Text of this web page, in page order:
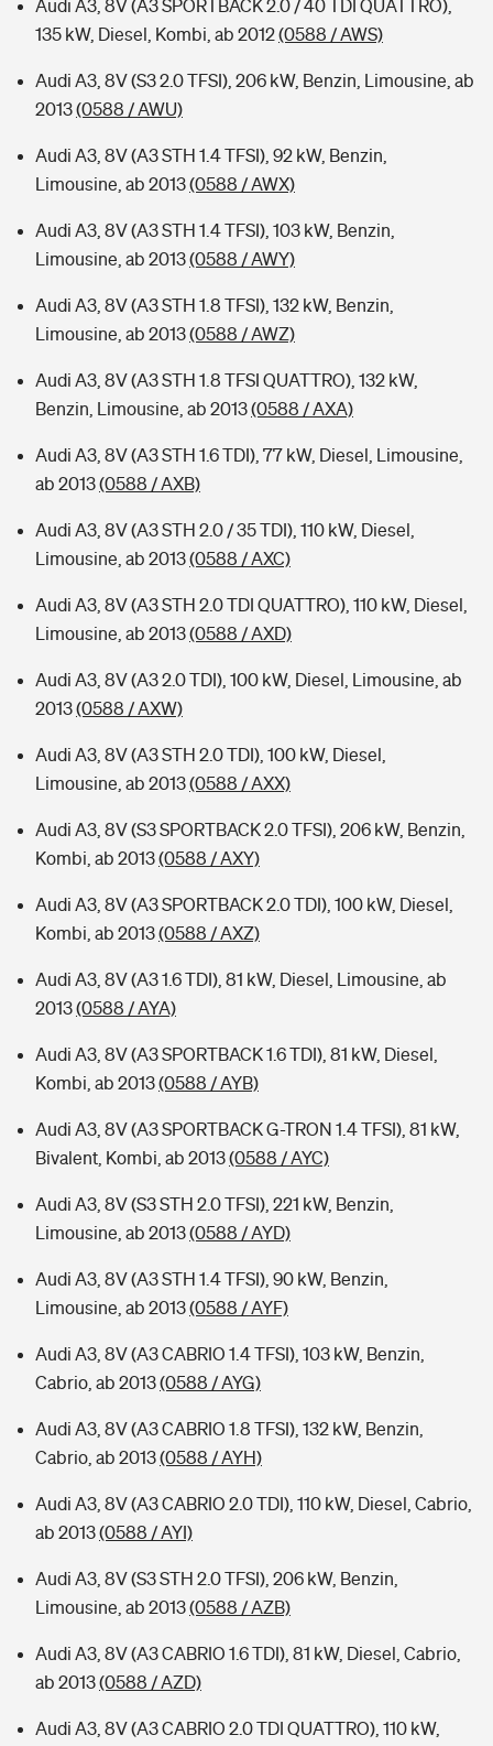
Audi A3, 8V (A3 SPORTBACK 2.0 / 40 TDI QUATTRO),
135 kW, Diesel, Kombi, ab 2012(0588 / AWS)
Audi A3, 8V (S3 2.0 TFSI), 206 kW, Benzin, Limousine, ab
2013(0588 / AWU)
Audi A3, 8V (A3 STH 1.4 TFSI), 92 kW, Benzin,
Limousine, ab 2013(0588 / AWX)
Audi A3, 8V (A3 STH 1.4 TFSI), 103 kW, Benzin,
Limousine, ab 2013(0588 / AWY)
Audi A3, 8V (A3 STH 1.8 TFSI), 132 kW, Benzin,
Limousine, ab 2013(0588 / AWZ)
Audi A3, 8V (A3 STH 1.8 TFSI QUATTRO), 132 kW,
Benzin, Limousine, ab 2013(0588 / AXA)
Audi A3, 8V (A3 STH 1.6 TDI), 77 kW, Diesel, Limousine,
ab 2013(0588 / AXB)
Audi A3, 8V (A3 STH 2.0 / 35 TDI), 110 kW, Diesel,
Limousine, ab 2013(0588 / AXC)
Audi A3, 8V (A3 STH 2.0 TDI QUATTRO), 110 kW, Diesel,
Limousine, ab 2013(0588 / AXD)
Audi A3, 8V (A3 2.0 TDI), 100 kW, Diesel, Limousine, ab
2013(0588 / AXW)
Audi A3, 8V (A3 STH 2.0 TDI), 100 kW, Diesel,
Limousine, ab 2013(0588 / AXX)
Audi A3, 8V (S3 SPORTBACK 2.0 TFSI), 206 kW, Benzin,
Kombi, ab 2013(0588 / AXY)
Audi A3, 8V (A3 SPORTBACK 2.0 TDI), 100 kW, Diesel,
Kombi, ab 2013(0588 / AXZ)
Audi A3, 8V (A3 1.6 TDI), 81 kW, Diesel, Limousine, ab
2013(0588 / AYA)
Audi A3, 8V (A3 SPORTBACK 1.6 TDI), 81 kW, Diesel,
Kombi, ab 2013(0588 / AYB)
Audi A3, 8V (A3 SPORTBACK G-TRON 1.4 TFSI), 81 kW,
Bivalent, Kombi, ab 2013(0588 / AYC)
Audi A3, 8V (S3 STH 2.0 TFSI), 221 kW, Benzin,
Limousine, ab 2013(0588 / AYD)
Audi A3, 8V (A3 STH 1.4 TFSI), 90 kW, Benzin,
Limousine, ab 2013(0588 / AYF)
Audi A3, 8V (A3 CABRIO 1.4 TFSI), 103 kW, Benzin,
Cabrio, ab 2013(0588 / AYG)
Audi A3, 8V (A3 CABRIO 1.8 TFSI), 132 kW, Benzin,
Cabrio, ab 2013(0588 / AYH)
Audi A3, 8V (A3 CABRIO 2.0 TDI), 110 kW, Diesel, Cabrio,
ab 2013(0588 / AYI)
Audi A3, 8V (S3 STH 2.0 TFSI), 206 kW, Benzin,
Limousine, ab 2013(0588 / AZB)
Audi A3, 8V (A3 CABRIO 1.6 TDI), 81 kW, Diesel, Cabrio,
ab 2013(0588 / AZD)
Audi A3, 8V (A3 CABRIO 2.0 TDI QUATTRO), 110 kW,